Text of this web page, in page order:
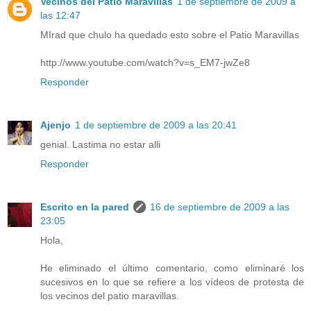
las 12:47
MIrad que chulo ha quedado esto sobre el Patio Maravillas
http://www.youtube.com/watch?v=s_EM7-jwZe8
Responder
Ajenjo 1 de septiembre de 2009 a las 20:41
genial. Lastima no estar alli
Responder
Escrito en la pared
16 de septiembre de 2009 a las
23:05
Hola,
He eliminado el último comentario, como eliminaré los
sucesivos en lo que se refiere a los vídeos de protesta de
los vecinos del patio maravillas.